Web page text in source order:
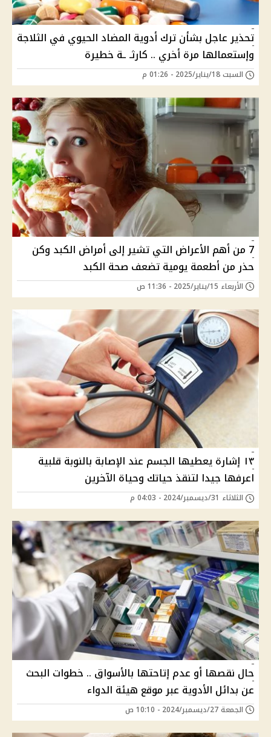
تحذير عاجل بشأن ترك أدوية المضاد الحيوي في الثلاجة
وإستعمالها مرة أخري .. كارثـ ـة خطيرة
السبت 18/يناير/2025 - 01:26 م
7 من أهم الأعراض التي تشير إلى أمراض الكبد وكن
حذر من أطعمة يومية تضعف صحة الكبد
الأربعاء 15/يناير/2025 - 11:36 ص
١٣ إشارة يعطيها الجسم عند الإصابة بالنوبة قلبية
اعرفها جيدا لتنقذ حياتك وحياة الآخرين
الثلاثاء 31/ديسمبر/2024 - 04:03 م
حال نقصها أو عدم إتاحتها بالأسواق .. خطوات البحث
عن بدائل الأدوية عبر موقع هيئة الدواء
الجمعة 27/ديسمبر/2024 - 10:10 ص